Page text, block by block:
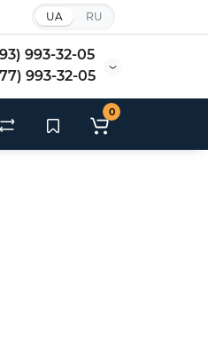
UA RU
993-32-05
993-32-05
0